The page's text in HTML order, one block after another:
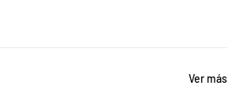
Ver más